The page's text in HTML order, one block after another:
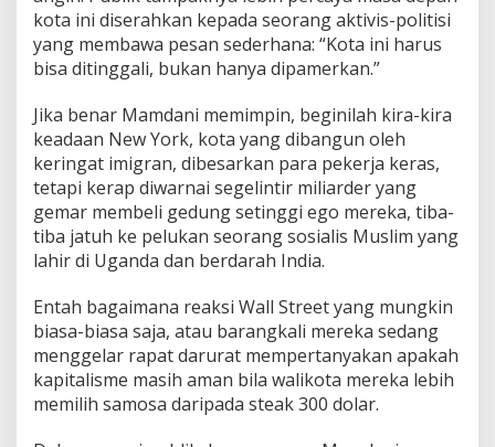
kota ini diserahkan kepada seorang aktivis-politisi
yang membawa pesan sederhana: “Kota ini harus
bisa ditinggali, bukan hanya dipamerkan.”
Jika benar Mamdani memimpin, beginilah kira-kira
keadaan New York, kota yang dibangun oleh
keringat imigran, dibesarkan para pekerja keras,
tetapi kerap diwarnai segelintir miliarder yang
gemar membeli gedung setinggi ego mereka, tiba-
tiba jatuh ke pelukan seorang sosialis Muslim yang
lahir di Uganda dan berdarah India.
Entah bagaimana reaksi Wall Street yang mungkin
biasa-biasa saja, atau barangkali mereka sedang
menggelar rapat darurat mempertanyakan apakah
kapitalisme masih aman bila walikota mereka lebih
memilih samosa daripada steak 300 dolar.